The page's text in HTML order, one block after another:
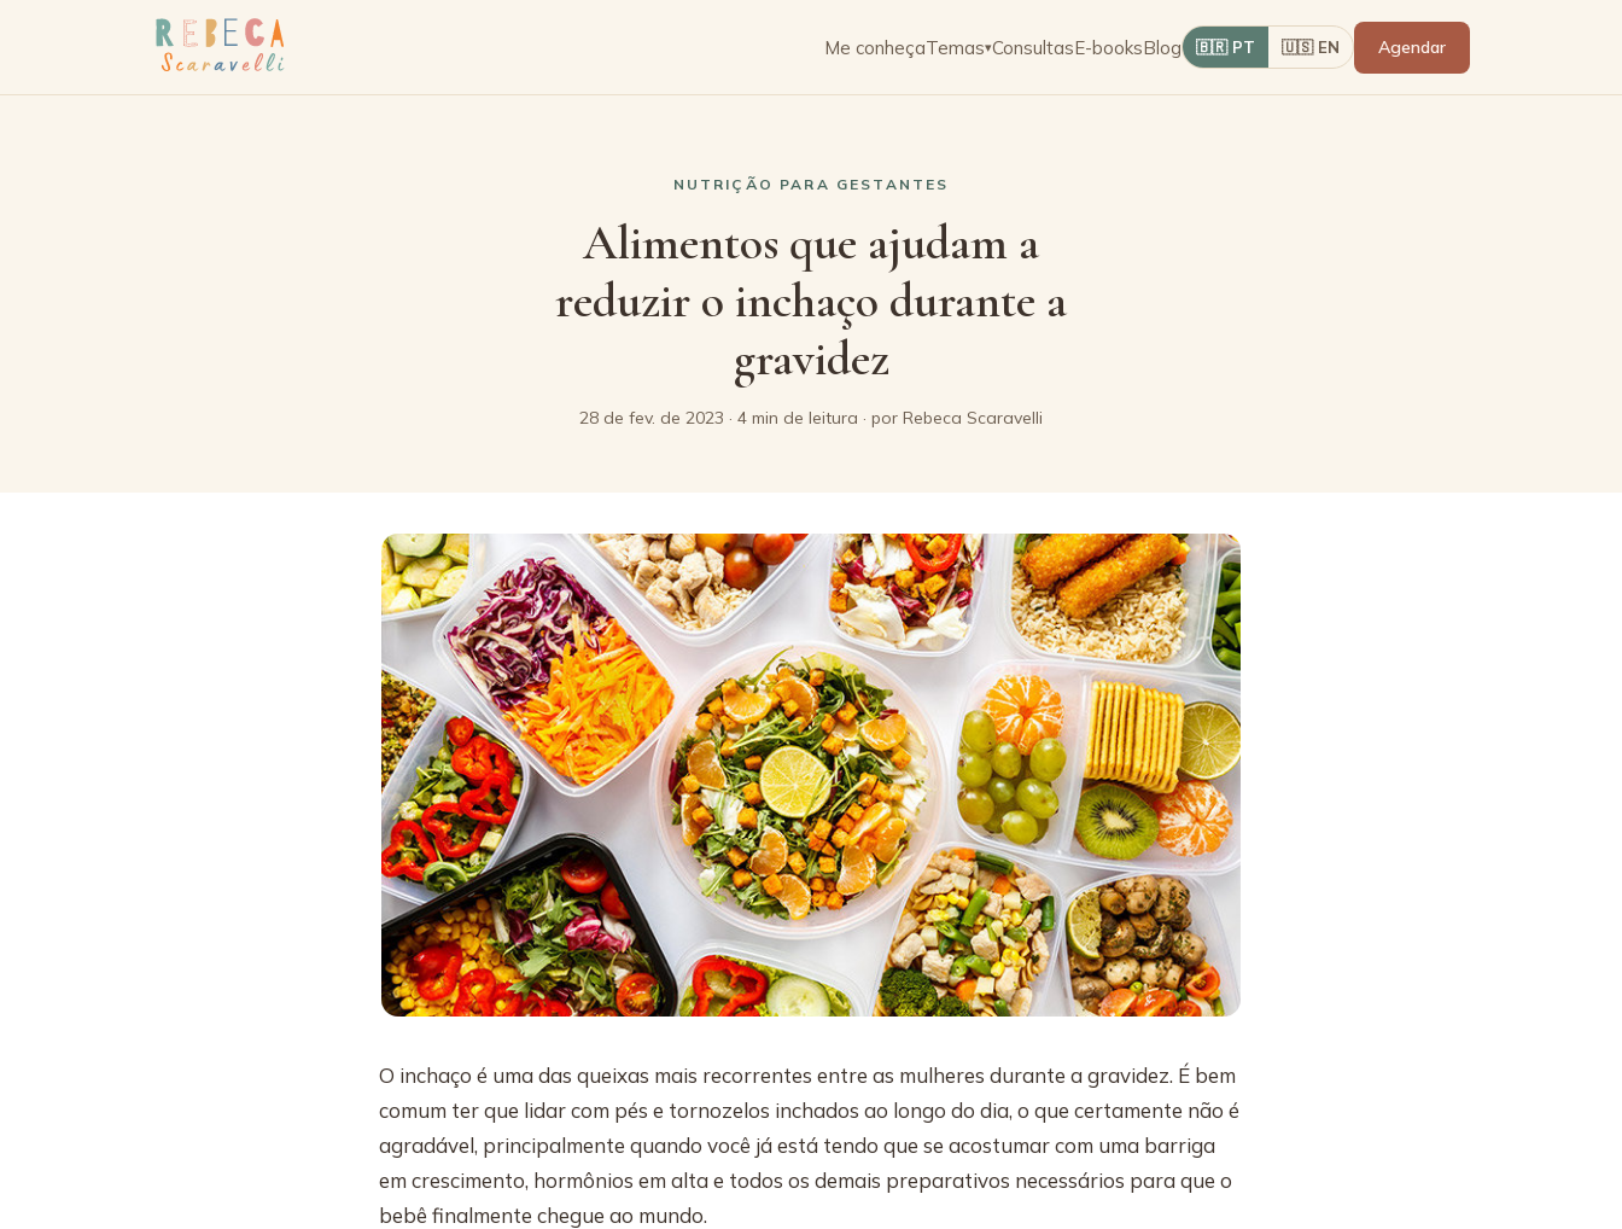
Me conheçaTemas▾ConsultasE-booksBlog 🇧🇷 PT 🇺🇸 EN Agendar
NUTRIÇÃO PARA GESTANTES
Alimentos que ajudam a
reduzir o inchaço durante a
gravidez
28 de fev. de 2023 · 4 min de leitura · por Rebeca Scaravelli
O inchaço é uma das queixas mais recorrentes entre as mulheres durante a gravidez. É bem
comum ter que lidar com pés e tornozelos inchados ao longo do dia, o que certamente não é
agradável, principalmente quando você já está tendo que se acostumar com uma barriga
em crescimento, hormônios em alta e todos os demais preparativos necessários para que o
bebê finalmente chegue ao mundo.